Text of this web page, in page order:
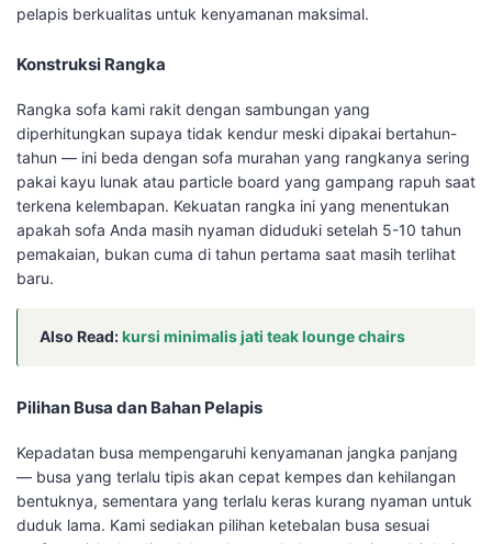
pelapis berkualitas untuk kenyamanan maksimal.
Konstruksi Rangka
Rangka sofa kami rakit dengan sambungan yang
diperhitungkan supaya tidak kendur meski dipakai bertahun-
tahun — ini beda dengan sofa murahan yang rangkanya sering
pakai kayu lunak atau particle board yang gampang rapuh saat
terkena kelembapan. Kekuatan rangka ini yang menentukan
apakah sofa Anda masih nyaman diduduki setelah 5-10 tahun
pemakaian, bukan cuma di tahun pertama saat masih terlihat
baru.
Also Read:kursi minimalis jati teak lounge chairs
Pilihan Busa dan Bahan Pelapis
Kepadatan busa mempengaruhi kenyamanan jangka panjang
— busa yang terlalu tipis akan cepat kempes dan kehilangan
bentuknya, sementara yang terlalu keras kurang nyaman untuk
duduk lama. Kami sediakan pilihan ketebalan busa sesuai